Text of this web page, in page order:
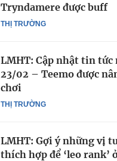
THỊ TRƯỜNG
Tryndamere được buff
THỊ TRƯỜNG
LMHT: Cập nhật tin tức
23/02 – Teemo được
chơi
LMHT: Gợi ý những vị
thích hợp để ‘leo rank’